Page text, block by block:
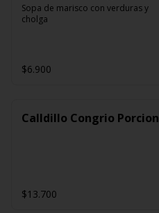
Sopa de marisco con verduras y
cholga
$6.900
Calldillo Congrio Porcion
$13.700